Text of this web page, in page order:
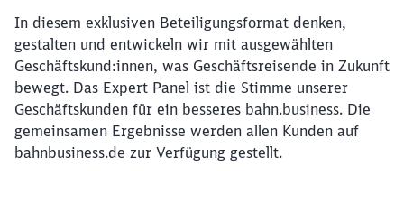
In diesem exklusiven Beteiligungsformat denken,
gestalten und entwickeln wir mit ausgewählten
Geschäftskund:innen, was Geschäftsreisende in Zukunft
bewegt. Das Expert Panel ist die Stimme unserer
Geschäftskunden für ein besseres bahn.business. Die
gemeinsamen Ergebnisse werden allen Kunden auf
bahnbusiness.de zur Verfügung gestellt.